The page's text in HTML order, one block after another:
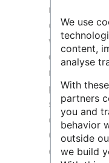
mettre en
comme la
réaliser des
pour
services
de la Terre
Copernicus.
également
We use
content,
analyse
With
partners
you and
behavior
outside
we build